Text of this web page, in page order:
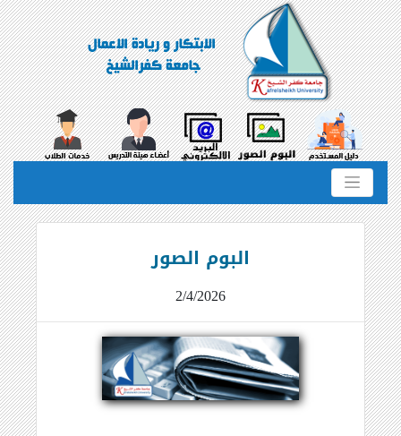
البوم الصور
2/4/2026